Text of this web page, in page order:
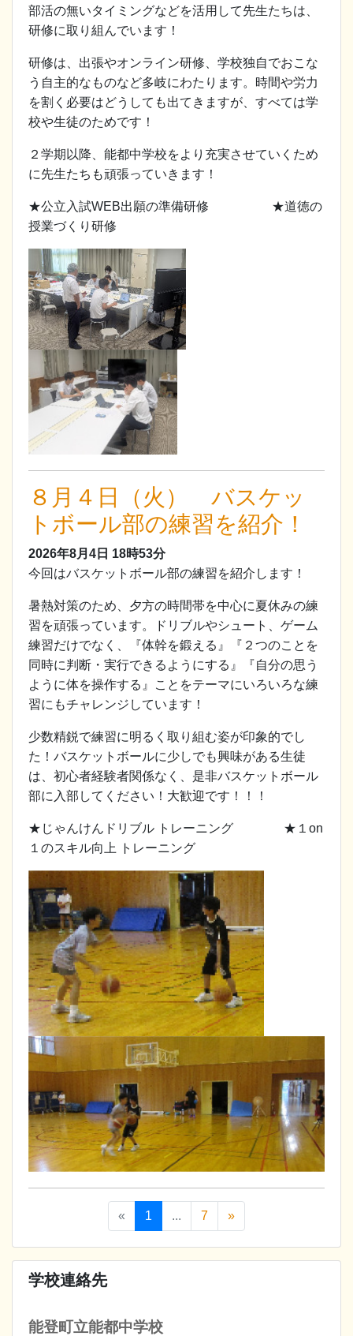
学校連絡先
能登町立能都中学校
部活の無いタイミングなどを活用して先生たちは、
研修に取り組んでいます！
研修は、出張やオンライン研修、学校独自でおこな
う自主的なものなど多岐にわたります。時間や労力
を割く必要はどうしても出てきますが、すべては学
校や生徒のためです！
２学期以降、能都中学校をより充実させていくため
に先生たちも頑張っていきます！
★公立入試WEB出願の準備研修 ★道徳の
授業づくり研修
８月４日（火） バスケッ
トボール部の練習を紹介！
2026年8月4日 18時53分
今回はバスケットボール部の練習を紹介します！
暑熱対策のため、夕方の時間帯を中心に夏休みの練
習を頑張っています。ドリブルやシュート、ゲーム
練習だけでなく、『体幹を鍛える』『２つのことを
同時に判断・実行できるようにする』『自分の思う
ように体を操作する』ことをテーマにいろいろな練
習にもチャレンジしています！
少数精鋭で練習に明るく取り組む姿が印象的でし
た！バスケットボールに少しでも興味がある生徒
は、初心者経験者関係なく、是非バスケットボール
部に入部してください！大歓迎です！！！
★じゃんけんドリブル トレーニング ★１on
１のスキル向上 トレーニング
« 1 ... 7 »